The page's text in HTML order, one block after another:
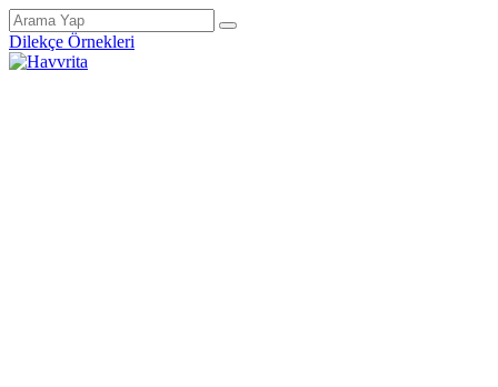
Dilekçe Örnekleri